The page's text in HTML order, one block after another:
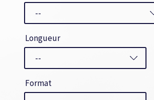
Longueur
Format